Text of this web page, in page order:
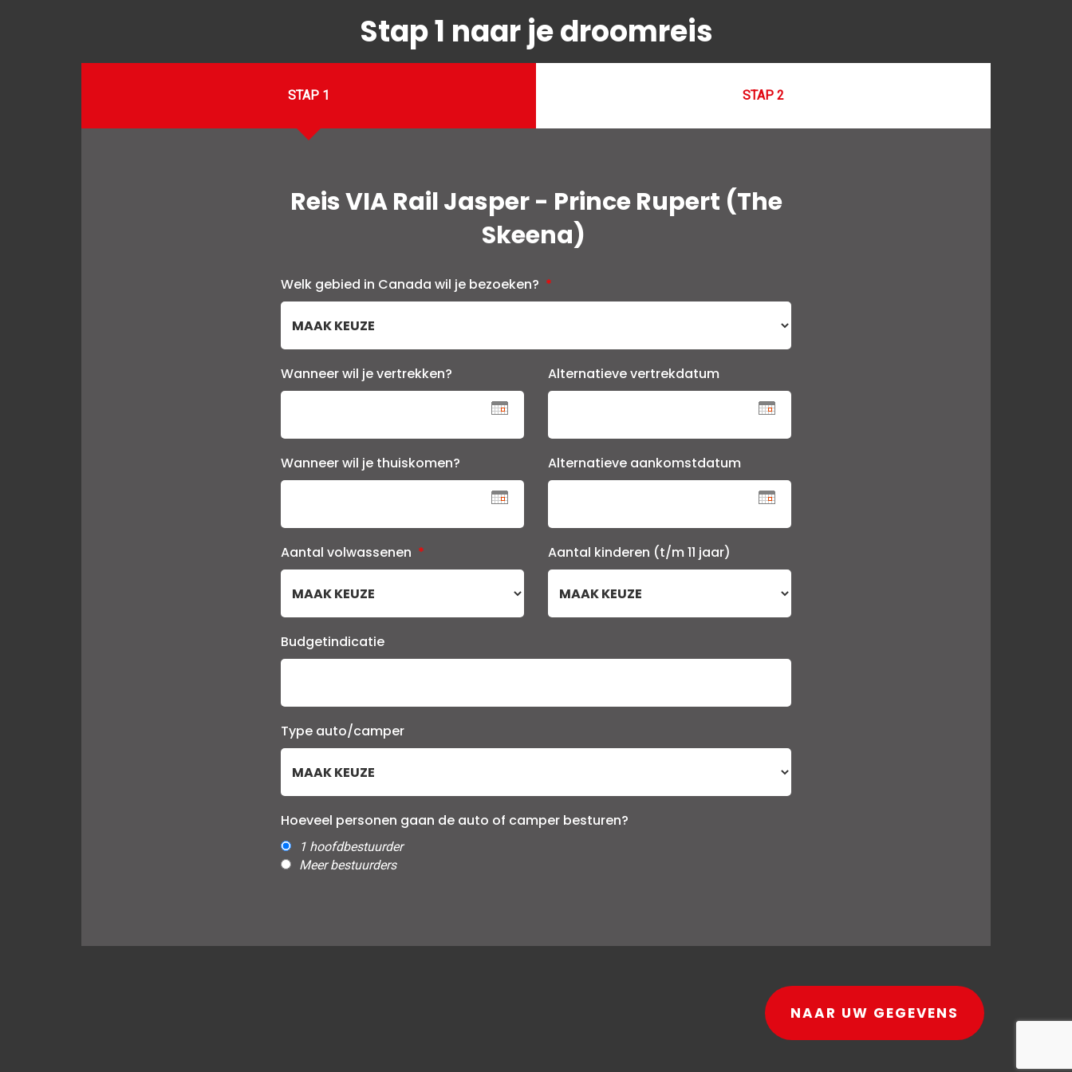
Stap 1 naar je droomreis
STAP 1 STAP 2
Reis VIA Rail Jasper - Prince Rupert (The
Skeena)
Welk gebied in Canada wil je bezoeken? *
Wanneer wil je vertrekken? Alternatieve vertrekdatum
Wanneer wil je thuiskomen? Alternatieve aankomstdatum
Aantal volwassenen * Aantal kinderen (t/m 11 jaar)
Budgetindicatie
Type auto/camper
Hoeveel personen gaan de auto of camper besturen?
1 hoofdbestuurder
Meer bestuurders
NAAR UW GEGEVENS